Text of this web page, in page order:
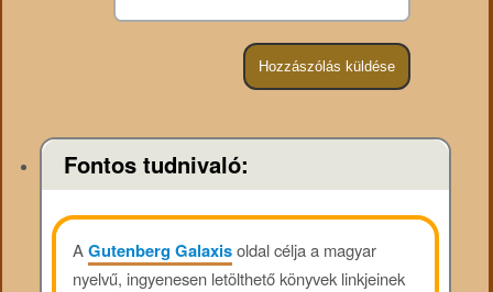
Fontos tudnivaló:
AGutenberg Galaxisoldal célja a magyar
nyelvű, ingyenesen letölthető könyvek linkjeinek